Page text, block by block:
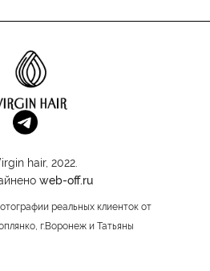
hair, 2022.
web-off.ru
реальных клиенток от
г.Воронеж и Татьяны